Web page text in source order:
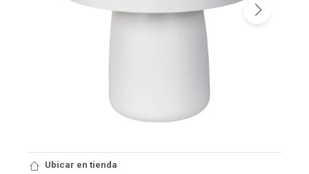
Ubicar en tienda